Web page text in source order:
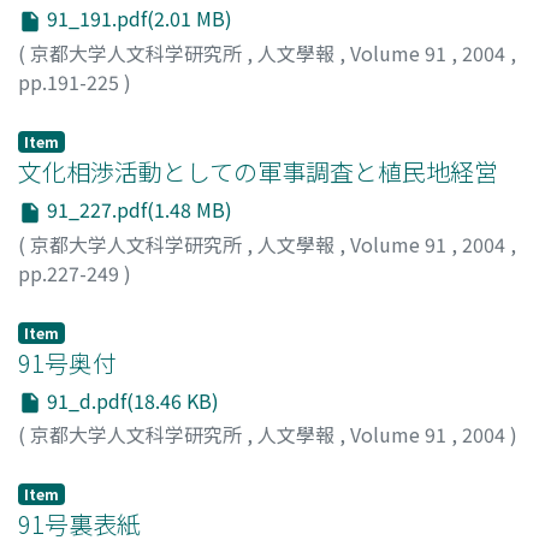
91_191.pdf(2.01 MB)
( 京都大学人文科学研究所 , 人文學報 , Volume 91 , 2004 ,
pp.191-225 )
Item
文化相渉活動としての軍事調査と植民地経営
91_227.pdf(1.48 MB)
( 京都大学人文科学研究所 , 人文學報 , Volume 91 , 2004 ,
pp.227-249 )
ンイチ
Item
91号奥付
91_d.pdf(18.46 KB)
( 京都大学人文科学研究所 , 人文學報 , Volume 91 , 2004)
Item
91号裏表紙